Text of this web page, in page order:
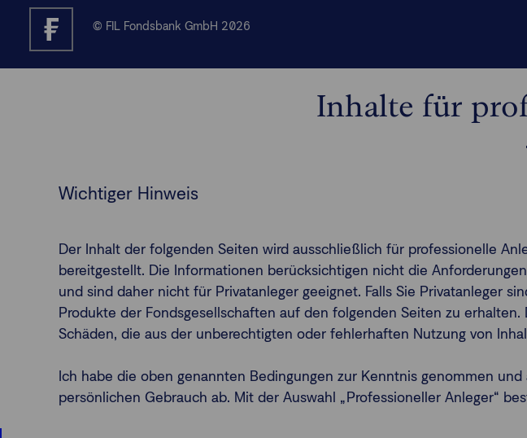
© FIL Fondsbank GmbH 2026
Inhalte für
Wichtiger Hinweis
Der Inhalt der folgenden Seiten wird ausschließlich für professionelle
bereitgestellt. Die Informationen berücksichtigen nicht die
und sind daher nicht für Privatanleger geeignet. Falls Sie Privatanleger
Produkte der Fondsgesellschaften auf den folgenden Seiten zu
Schäden, die aus der unberechtigten oder fehlerhaften Nutzung von
Ich habe die oben genannten Bedingungen zur Kenntnis genommen
persönlichen Gebrauch ab. Mit der Auswahl „Professioneller Anleger“